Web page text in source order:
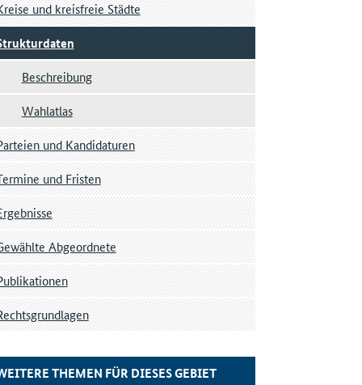
und kreisfreie Städte
Beschreibung
Wahlatlas
und Kandidaturen
und Fristen
Abgeordnete
THEMEN FÜR DIESES GEBIET